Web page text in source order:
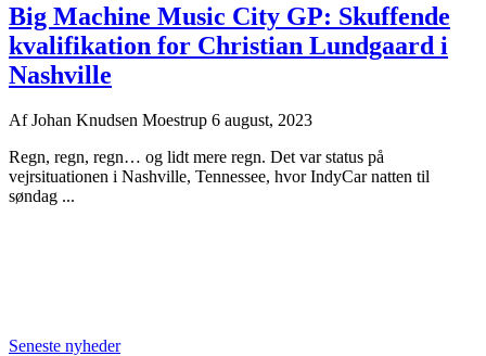
Big Machine Music City GP: Skuffende
kvalifikation for Christian Lundgaard i
Nashville
AfJohan Knudsen Moestrup 6 august, 2023
Regn, regn, regn… og lidt mere regn. Det var status på
vejrsituationen i Nashville, Tennessee, hvor IndyCar natten til
søndag ...
Seneste nyheder